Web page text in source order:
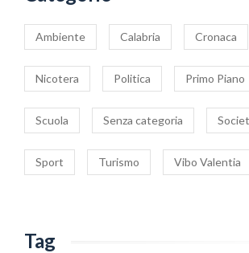
Ambiente Calabria Cronaca
Nicotera Politica Primo Piano
Scuola Senza categoria
Sport Turismo Vibo Valentia
Tag